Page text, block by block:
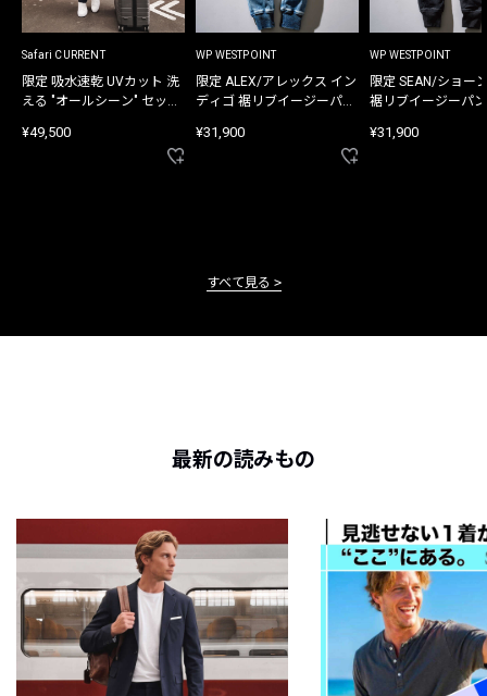
Safari CURRENT
限定 吸水速乾 UVカット 洗
える "オールシーン" セット
¥49,500
WP WESTPOINT
限定 ALEX/アレックス イン
ディゴ 裾リブイージーパン
¥31,900
WP WESTPOINT
限定 SEAN/ショー
裾リブイージーパ
¥31,900
すべて見る
最新の読みもの